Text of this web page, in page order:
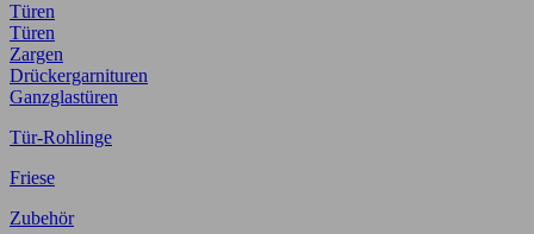
Türen
Türen
Zargen
Drückergarnituren
Ganzglastüren
Tür-Rohlinge
Friese
Zubehör